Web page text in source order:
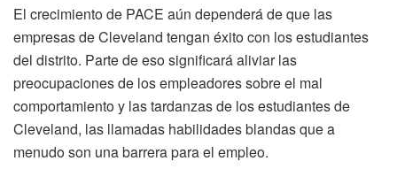
El crecimiento de PACE aún dependerá de que las
empresas de Cleveland tengan éxito con los estudiantes
del distrito. Parte de eso significará aliviar las
preocupaciones de los empleadores sobre el mal
comportamiento y las tardanzas de los estudiantes de
Cleveland, las llamadas habilidades blandas que a
menudo son una barrera para el empleo.